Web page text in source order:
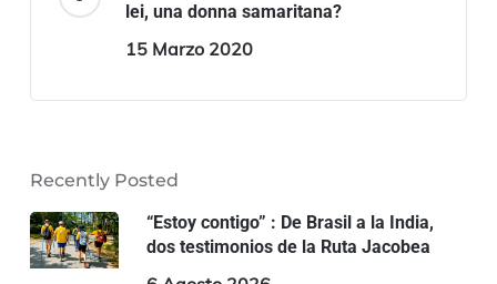
lei, una donna samaritana?
15 Marzo 2020
Recently Posted
“Estoy contigo” : De Brasil a la India,
dos testimonios de la Ruta Jacobea